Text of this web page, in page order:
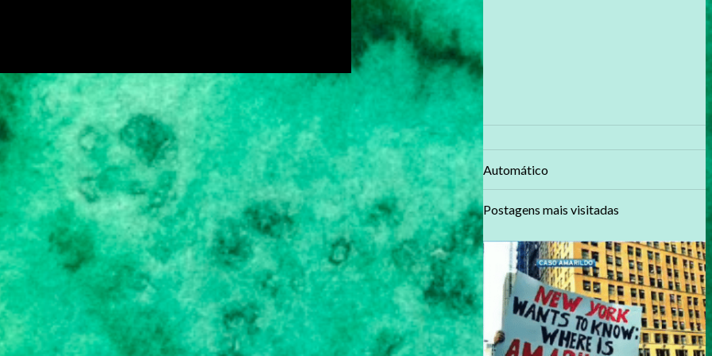
Automático
Postagens mais visitadas